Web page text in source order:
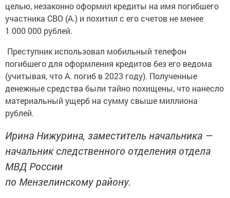
целью, незаконно оформил кредиты на имя погибшего
участника СВО (А.) и похитил с его счетов не менее
1 000 000 рублей.
Преступник использовал мобильный телефон
погибшего для оформления кредитов без его ведома
(учитывая, что А. погиб в 2023 году). Полученные
денежные средства были тайно похищены, что нанесло
материальный ущерб на сумму свыше миллиона
рублей.
Ирина Нижурина, заместитель начальника —
начальник следственного отделения отдела
МВД России
по Мензелинскому району.